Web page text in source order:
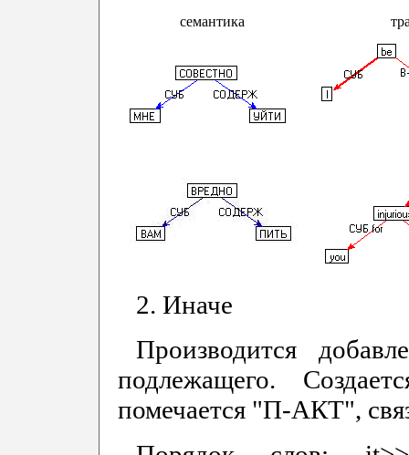
семантика
2. Иначе
Производится
подлежащего.
помечается "П-АКТ",